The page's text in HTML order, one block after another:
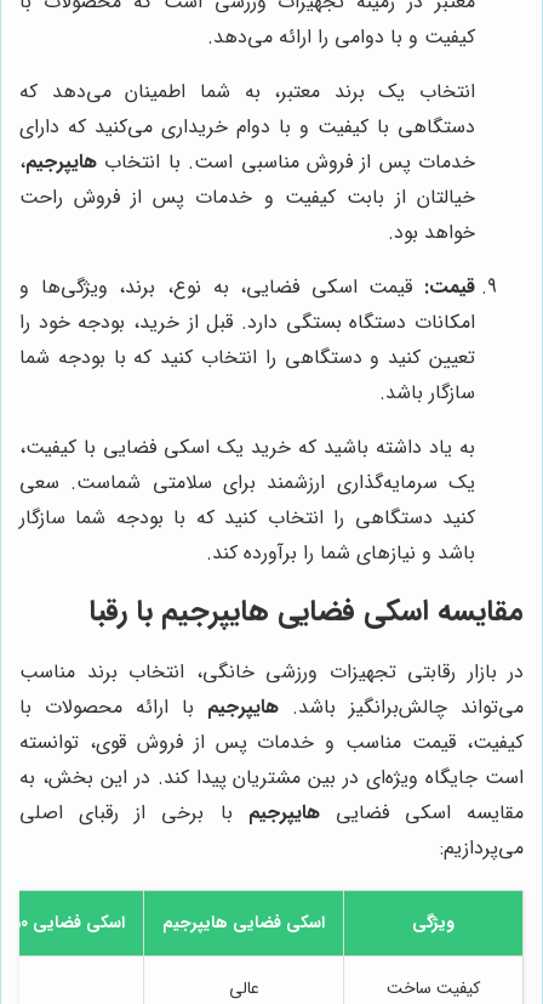
کیفیت و با دوامی را ارائه می‌دهد.
انتخاب یک برند معتبر، به شما اطمینان می‌دهد که
دستگاهی با کیفیت و با دوام خریداری می‌کنید که دارای
خدمات پس از فروش مناسبی است. با انتخاب هایپرجیم،
خیالتان از بابت کیفیت و خدمات پس از فروش راحت
خواهد بود.
قیمت: قیمت اسکی فضایی، به نوع، برند، ویژگی‌ها و
امکانات دستگاه بستگی دارد. قبل از خرید، بودجه خود را
تعیین کنید و دستگاهی را انتخاب کنید که با بودجه شما
سازگار باشد.
به یاد داشته باشید که خرید یک اسکی فضایی با کیفیت،
یک سرمایه‌گذاری ارزشمند برای سلامتی شماست. سعی
کنید دستگاهی را انتخاب کنید که با بودجه شما سازگار
باشد و نیازهای شما را برآورده کند.
مقایسه اسکی فضایی هایپرجیم با رقبا
در بازار رقابتی تجهیزات ورزشی خانگی، انتخاب برند مناسب
می‌تواند چالش‌برانگیز باشد. هایپرجیم با ارائه محصولات با
کیفیت، قیمت مناسب و خدمات پس از فروش قوی، توانسته
است جایگاه ویژه‌ای در بین مشتریان پیدا کند. در این بخش، به
مقایسه اسکی فضاییهایپرجیم با برخی از رقبای اصلی
می‌پردازیم:
ویژگی اسکی فضایی هایپرجیم اسکی فضایی NordicTrack Commercial 1750
کیفیت ساخت عالی